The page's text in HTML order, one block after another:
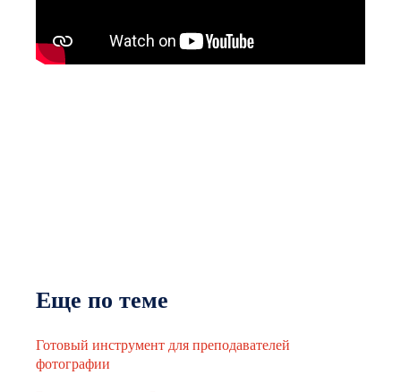
Еще по теме
Готовый инструмент для преподавателей
фотографии